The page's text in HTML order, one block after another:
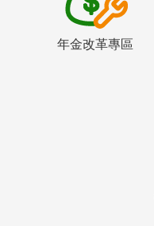
年金改革專區